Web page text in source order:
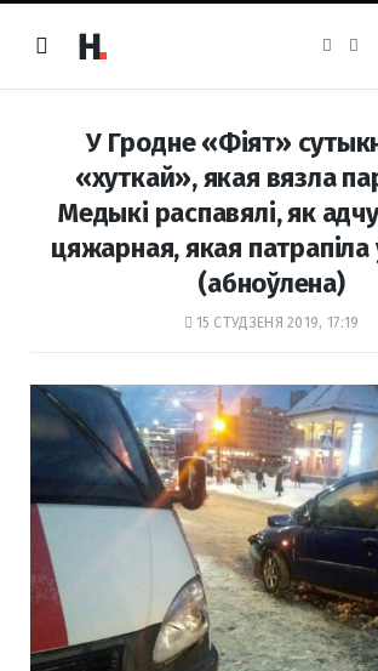
e
o
k
t
r
a
m
У Гродне «Фіят»
«хуткай», якая вязла
Медыкі распавялі, як
цяжарная, якая
(абноўлена)
15 СТУДЗЕНЯ 2019, 17:19